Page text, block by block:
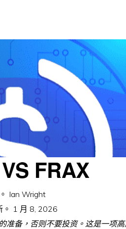
FRAX
Ian Wright
1 月 8, 2026
准备，否则不要投资。这是一项